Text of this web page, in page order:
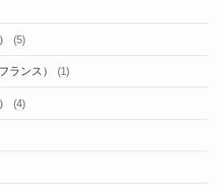
(5)
ランス） (1)
(4)